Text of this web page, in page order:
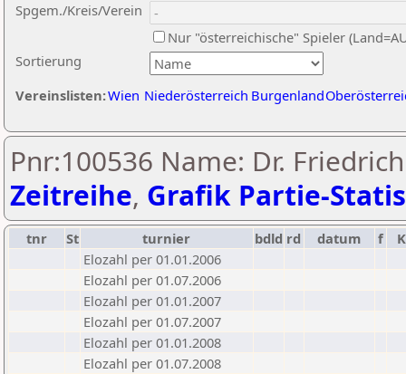
Sortierung
Spgem./Kreis/Verein
Nur "österreichische" Spieler
Vereinslisten:Wien Niederösterreich Burgenland
Pnr:100536 Name: Dr.
Zeitreihe, Grafik Partie-
tnr St turnier bdld rd datum f
K
Elozahl per 01.01.2006
Elozahl per 01.07.2006
Elozahl per 01.01.2007
Elozahl per 01.07.2007
Elozahl per 01.01.2008
Elozahl per 01.07.2008